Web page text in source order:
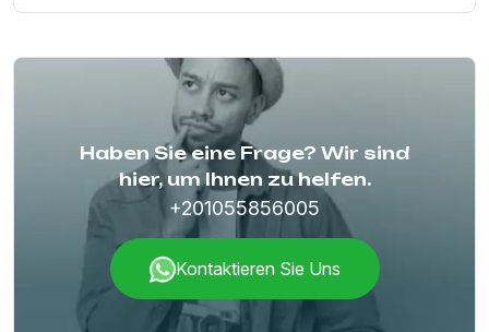
Haben Sie eine Frage? Wir sind
hier, um Ihnen zu helfen.
+201055856005
Kontaktieren Sie Uns